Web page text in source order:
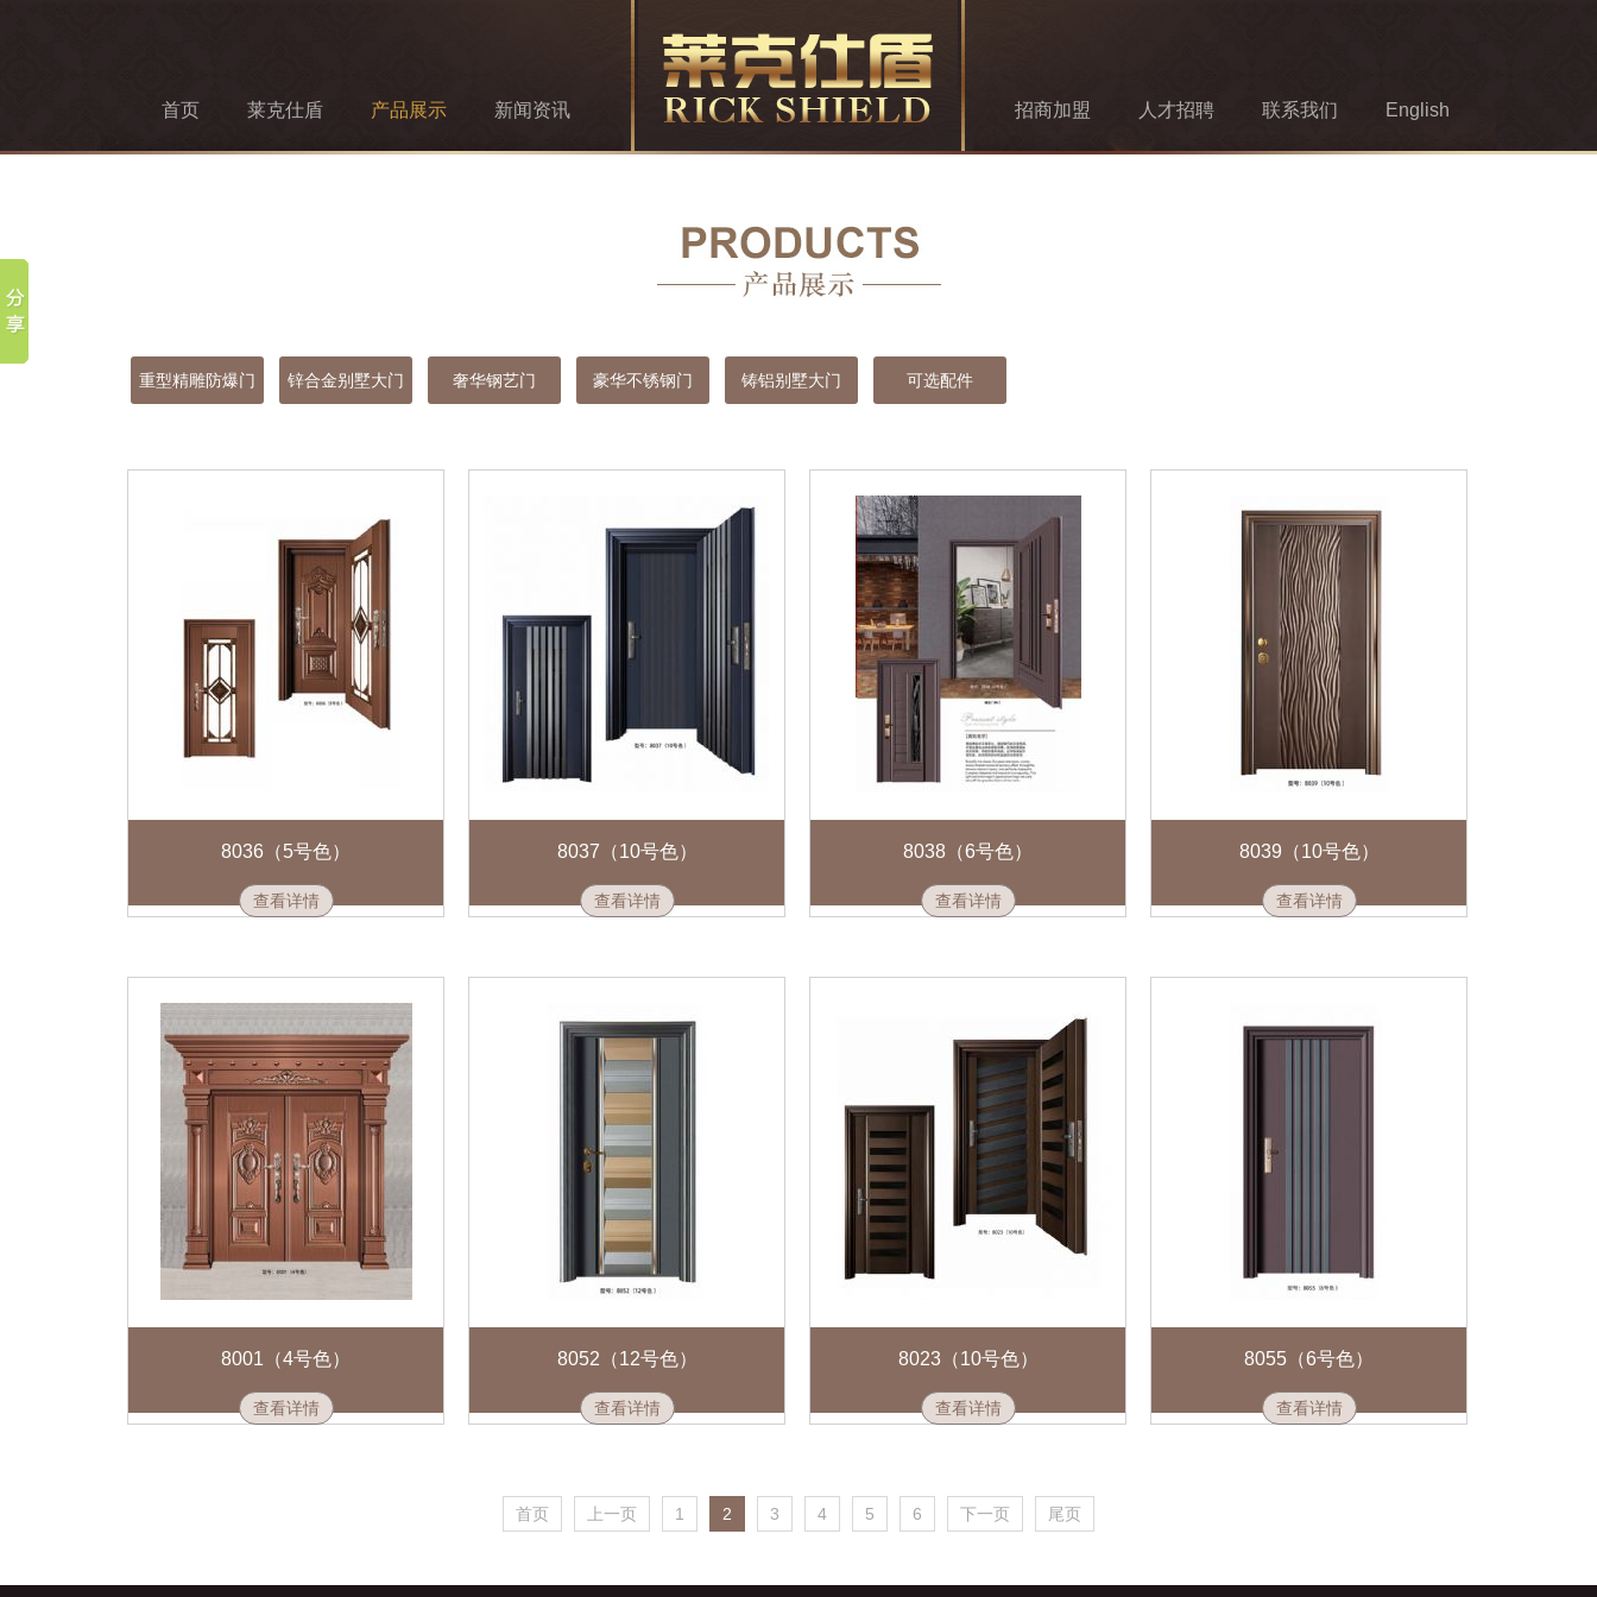
首页 莱克仕盾 产品展示 新闻资讯 招商加盟 人才招聘 联系我们 English
重型精雕防爆门 锌合金别墅大门 奢华钢艺门 豪华不锈钢门 铸铝别墅大门 可选配件
8036（5号色）
查看详情
8037（10号色）
查看详情
8038（6号色）
查看详情
8039（10号色）
查看详情
8001（4号色）
查看详情
8052（12号色）
查看详情
8023（10号色）
查看详情
8055（6号色）
查看详情
首页 上一页 1 2 3 4 5 6 下一页 尾页